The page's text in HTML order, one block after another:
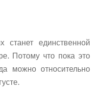
единственной
Потому что пока это
можно относительно